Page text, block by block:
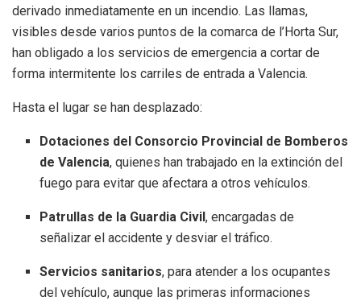
derivado inmediatamente en un incendio. Las llamas,
visibles desde varios puntos de la comarca de l’Horta Sur,
han obligado a los servicios de emergencia a cortar de
forma intermitente los carriles de entrada a Valencia.
Hasta el lugar se han desplazado:
Dotaciones del Consorcio Provincial de Bomberos
de Valencia, quienes han trabajado en la extinción del
fuego para evitar que afectara a otros vehículos.
Patrullas de la Guardia Civil, encargadas de
señalizar el accidente y desviar el tráfico.
Servicios sanitarios, para atender a los ocupantes
del vehículo, aunque las primeras informaciones